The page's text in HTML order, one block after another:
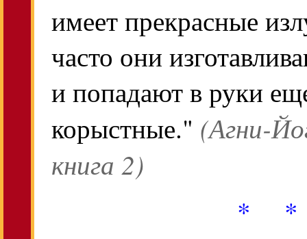
имеет прекрасные
часто они
и попадают в руки
корыстные." (Агни-
книга 2)
*